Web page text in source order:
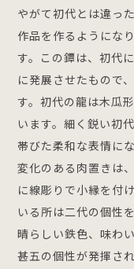
やがて初代とは違っ
作品を作るようにな
す。この鐔は、初代
に発展させたもので
す。初代の龍は木瓜
います。細く鋭い初
帯びた柔和な表情に
変化のある肉置きは
に線彫りで小縁を付
いる所は二代の個性
晴らしい鉄色、味わ
甚五の個性が発揮さ